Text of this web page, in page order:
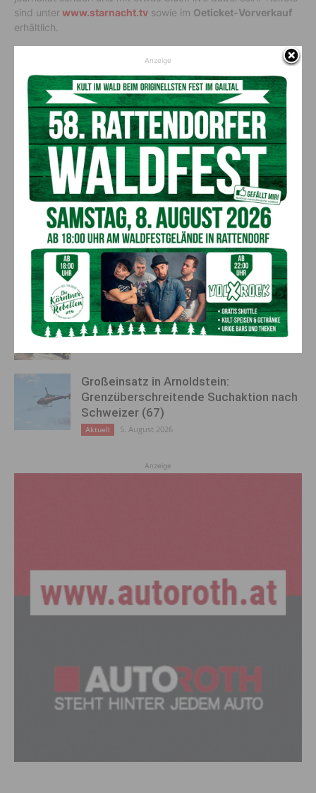
sind unterwww.starnacht.tv sowie im Oeticket-Vorverkauf
erhältlich.
Vorheriger Artikel
Sensationeller Erfolg für Team
Nassfeld Golf im Kärntner
Seniorencup
Nächster Artikel
Das war das Lauf- und
Walkingerlebnis in Dellach 2026
AKTUELLES
Kirchtag in St. Lorenzen
Aktuell 6. August 2026
50 Liter Kraftstoff ausgetreten:
Feuerwehreinsatz in Möderndorf
Großeinsatz in Arnoldstein:
Grenzüberschreitende Suchaktion nach
Schweizer (67)
Aktuell 5. August 2026
Anzeige
Anzeige